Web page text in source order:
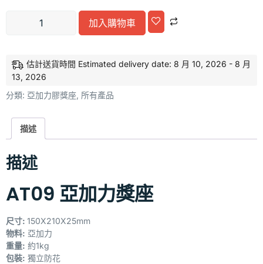
加入購物車
估計送貨時間 Estimated delivery date: 8 月 10, 2026 - 8 月
13, 2026
分類: 亞加力膠獎座 所有產品
描述
描述
AT09 亞加力獎座
尺寸: 150X210X25mm
物料: 亞加力
重量: 約1kg
包裝: 獨立防花